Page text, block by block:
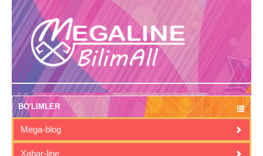
BO'LIMLER
Mega-blog
Xabar-line